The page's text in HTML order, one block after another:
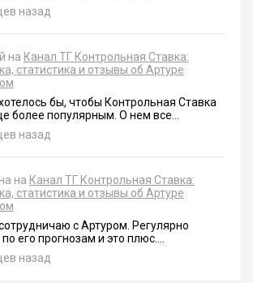
назад
на Канал ТГ Контрольная Ставка:
статистика и отзывы об Артуре
бы, чтобы Контрольная Ставка
более популярным. О нем все...
назад
на Канал ТГ Контрольная Ставка:
статистика и отзывы об Артуре
с Артуром. Регулярно
его прогнозам и это плюс....
назад